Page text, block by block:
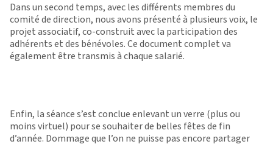
Dans un second temps, avec les différents membres du
comité de direction, nous avons présenté à plusieurs voix, le
projet associatif, co-construit avec la participation des
adhérents et des bénévoles. Ce document complet va
également être transmis à chaque salarié.
Enfin, la séance s’est conclue enlevant un verre (plus ou
moins virtuel) pour se souhaiter de belles fêtes de fin
d’année. Dommage que l’on ne puisse pas encore partager